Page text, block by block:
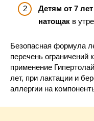
Детям от 7
натощак в
Безопасная формула
перечень ограничений
применение
лет, при лактации и
аллергии на